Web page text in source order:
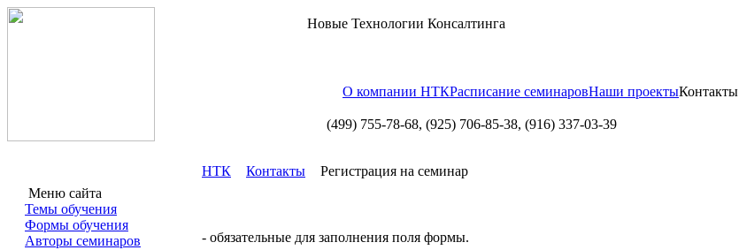
Новые Технологии Консалтинга
О компании НТКРасписание семинаровНаши проектыКонтакты
(499) 755-78-68, (925) 706-85-38, (916) 337-03-39
Меню сайта
Темы обучения
Формы обучения
Авторы семинаров
НТК Контакты Регистрация на семинар
- обязательные для заполнения поля формы.